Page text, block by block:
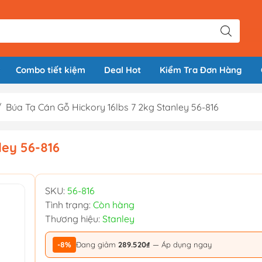
Combo tiết kiệm Deal Hot Kiểm Tra Đơn Hàng
Búa Tạ Cán Gỗ Hickory 16lbs 7 2kg Stanley 56-816
56-816
SKU: 56-816
Tình trạng: Còn hàng
Thương hiệu: Stanley
-8% Đang giảm 289.520₫ — Áp dụng ngay